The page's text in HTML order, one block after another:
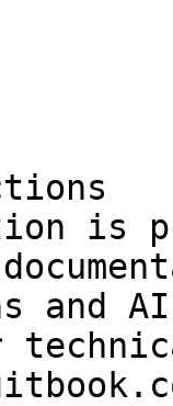
is
and